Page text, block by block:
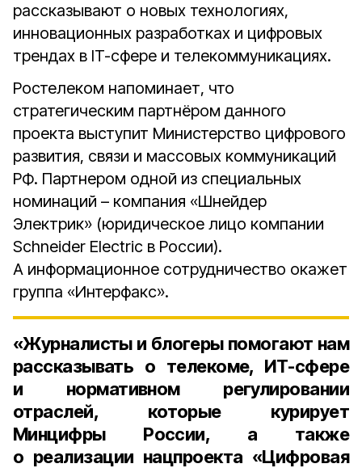
рассказывают о новых технологиях,
инновационных разработках и цифровых
трендах в IT-сфере и телекоммуникациях.
Ростелеком напоминает, что
стратегическим партнёром данного
проекта выступит Министерство цифрового
развития, связи и массовых коммуникаций
РФ. Партнером одной из специальных
номинаций – компания «Шнейдер
Электрик» (юридическое лицо компании
Schneider Electric в России).
А информационное сотрудничество окажет
группа «Интерфакс».
«Журналисты и блогеры помогают нам
рассказывать о телекоме, ИТ-сфере
и нормативном регулировании
отраслей, которые курирует
Минцифры России, а также
о реализации нацпроекта «Цифровая